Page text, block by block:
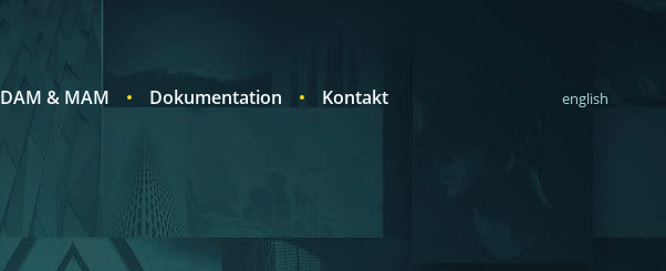
DAM & MAM Dokumentation Kontakt english